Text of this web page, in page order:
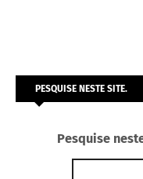
PESQUISE NESTE SITE.
Pesquise